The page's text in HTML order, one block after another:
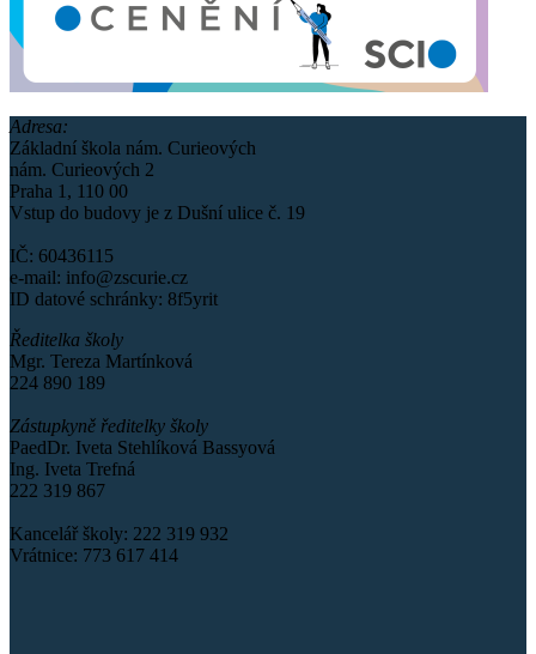
Adresa:
Základní škola nám. Curieových
nám. Curieových 2
Praha 1, 110 00
Vstup do budovy je z Dušní ulice č. 19
IČ: 60436115
e-mail: info@zscurie.cz
ID datové schránky: 8f5yrit
Ředitelka školy
Mgr. Tereza Martínková
224 890 189
Zástupkyně ředitelky školy
PaedDr. Iveta Stehlíková Bassyová
Ing. Iveta Trefná
222 319 867
Kancelář školy: 222 319 932
Vrátnice: 773 617 414